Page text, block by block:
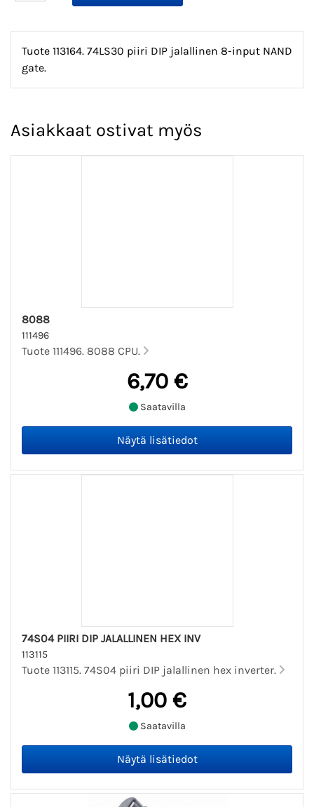
Tuote 113164. 74LS30 piiri DIP jalallinen 8-input NAND
gate.
Asiakkaat ostivat myös
8088
111496
Tuote 111496. 8088 CPU.
6,70 €
Saatavilla
74S04 PIIRI DIP JALALLINEN HEX INV
113115
Tuote 113115. 74S04 piiri DIP jalallinen hex inverter.
1,00 €
Saatavilla